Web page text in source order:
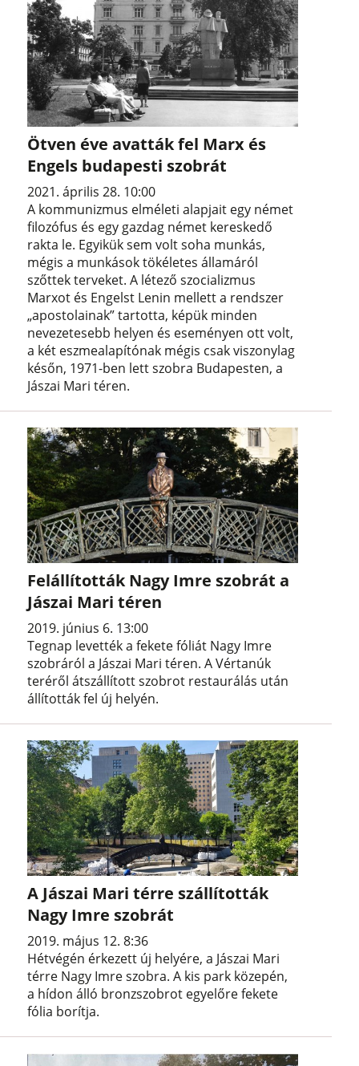
Ötven éve avatták fel Marx és
Engels budapesti szobrát
2021. április 28. 10:00
A kommunizmus elméleti alapjait egy német
filozófus és egy gazdag német kereskedő
rakta le. Egyikük sem volt soha munkás,
mégis a munkások tökéletes államáról
szőttek terveket. A létező szocializmus
Marxot és Engelst Lenin mellett a rendszer
„apostolainak” tartotta, képük minden
nevezetesebb helyen és eseményen ott volt,
a két eszmealapítónak mégis csak viszonylag
későn, 1971-ben lett szobra Budapesten, a
Jászai Mari téren.
Felállították Nagy Imre szobrát a
Jászai Mari téren
2019. június 6. 13:00
Tegnap levették a fekete fóliát Nagy Imre
szobráról a Jászai Mari téren. A Vértanúk
teréről átszállított szobrot restaurálás után
állították fel új helyén.
A Jászai Mari térre szállították
Nagy Imre szobrát
2019. május 12. 8:36
Hétvégén érkezett új helyére, a Jászai Mari
térre Nagy Imre szobra. A kis park közepén,
a hídon álló bronzszobrot egyelőre fekete
fólia borítja.